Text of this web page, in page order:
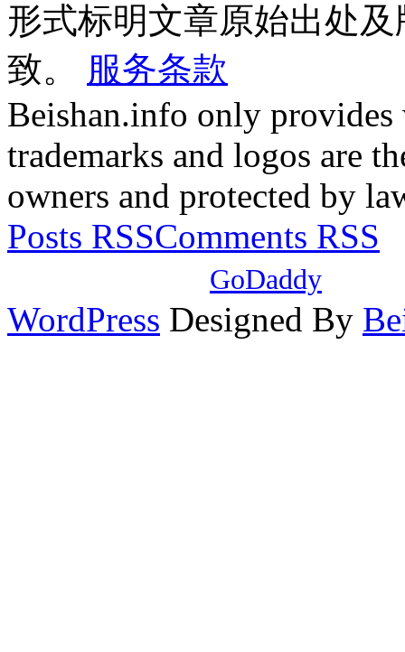
形式标明文章原始出处
致。 服务条款
Beishan.info only provides
trademarks and logos are
owners and protected by
Posts RSSComments RSS
GoDaddy
WordPress Designed By